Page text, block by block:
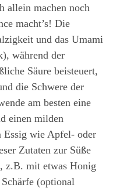
allein machen noch
macht’s! Die
und das Umami
während der
Säure beisteuert,
die Schwere der
am besten eine
einen milden
Essig wie Apfel- oder
Zutaten zur Süße
z.B. mit etwas Honig
(optional